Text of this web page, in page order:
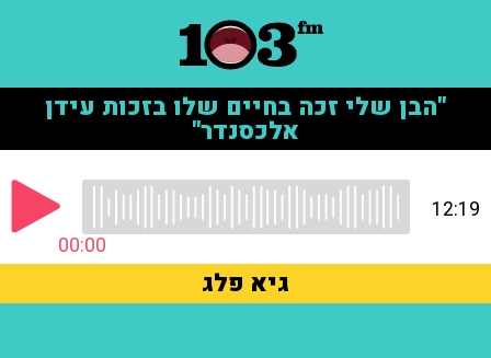
"הבן שלי זכה בחיים שלו בזכות עידן
אלכסנדר"
00:00
12:19
גיא פלג